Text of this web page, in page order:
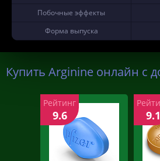
Побочные эффекты
Форма выпуска
Купить Arginine онлайн с
Рейтинг
9.6 9.1